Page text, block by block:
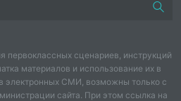
PDF Вы получите в письме
в течение 24 часов.
первоклассных сценариев, инструкций
материалов и использование их в
электронных СМИ, возможны только с
сайта. При этом ссылка на